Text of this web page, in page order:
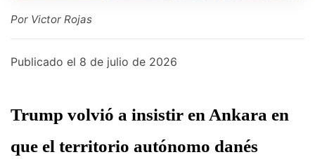
Por Victor Rojas
Publicado el 8 de julio de 2026
Trump volvió a insistir en Ankara en
que el territorio autónomo danés